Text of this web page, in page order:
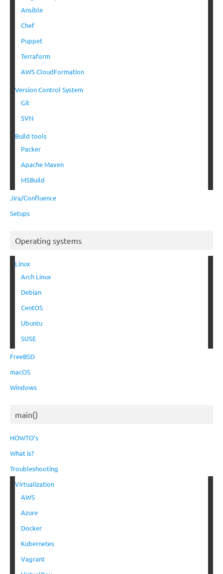
Ansible
Chef
Puppet
Terraform
AWS CloudFormation
Version Control System
Git
SVN
Build tools
Packer
Apache Maven
MSBuild
Jira/Confluence
Setups
Operating systems
Linux
Arch Linux
Debian
CentOS
Ubuntu
SUSE
FreeBSD
macOS
Windows
main()
HOWTO’s
What is?
Troubleshooting
Virtualization
AWS
Azure
Docker
Kubernetes
Vagrant